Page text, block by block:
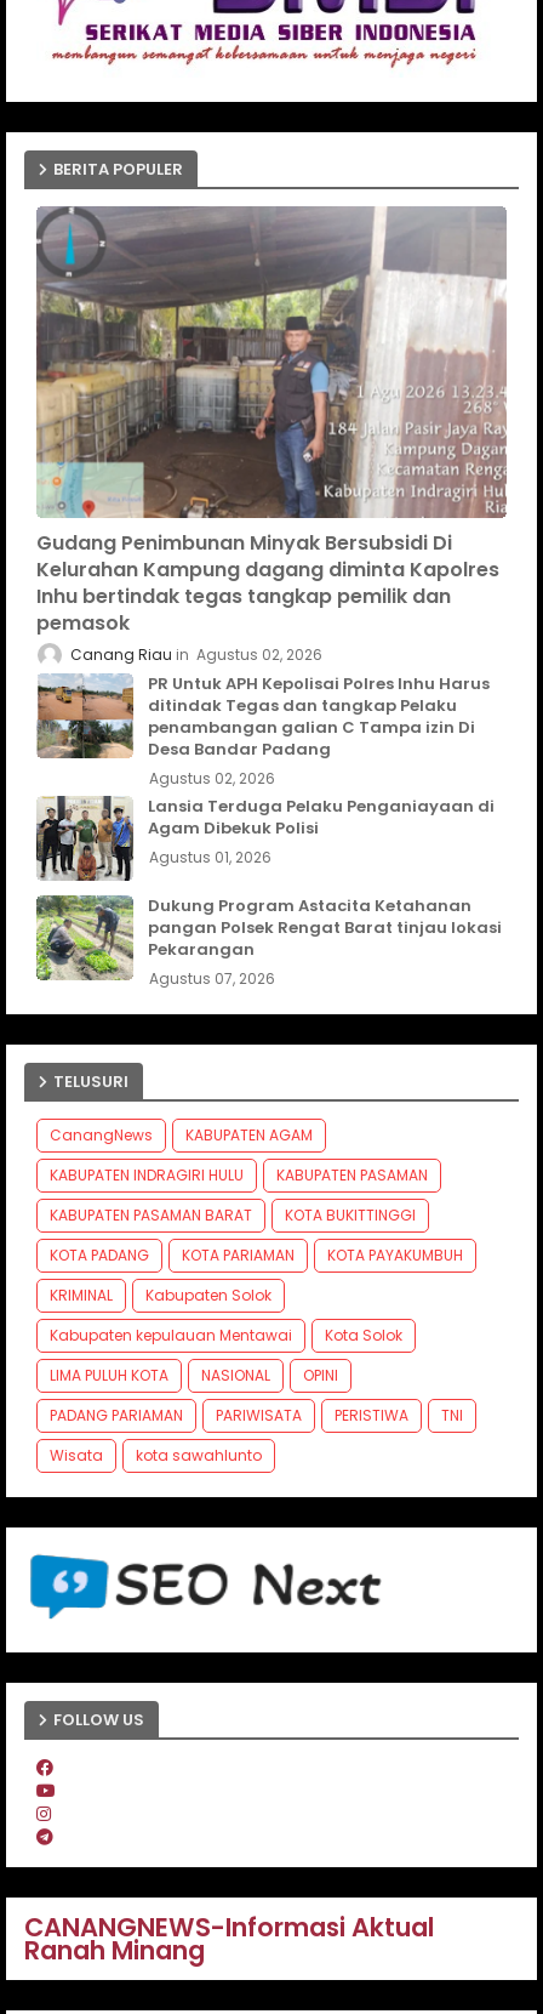
BERITA POPULER
Gudang Penimbunan Minyak Bersubsidi Di
Kelurahan Kampung dagang diminta Kapolres
Inhu bertindak tegas tangkap pemilik dan
pemasok
Canang Riau Agustus 02, 2026
PR Untuk APH Kepolisai Polres Inhu Harus
ditindak Tegas dan tangkap Pelaku
penambangan galian C Tampa izin Di
Desa Bandar Padang
Agustus 02, 2026
Lansia Terduga Pelaku Penganiayaan di
Agam Dibekuk Polisi
Agustus 01, 2026
Dukung Program Astacita Ketahanan
pangan Polsek Rengat Barat tinjau lokasi
Pekarangan
Agustus 07, 2026
TELUSURI
CanangNews
KABUPATEN AGAM
KABUPATEN INDRAGIRI HULU
KABUPATEN PASAMAN
KABUPATEN PASAMAN BARAT
KOTA BUKITTINGGI
KOTA PADANG
KOTA PARIAMAN
KOTA PAYAKUMBUH
KRIMINAL
Kabupaten Solok
Kabupaten kepulauan Mentawai
Kota Solok
LIMA PULUH KOTA
NASIONAL
OPINI
PADANG PARIAMAN
PARIWISATA PERISTIWA
TNI
Wisata
kota sawahlunto
FOLLOW US
CANANGNEWS-Informasi Aktual
Ranah Minang